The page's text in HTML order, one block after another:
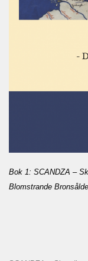
Bok 1: SCANDZA –
Blomstrande